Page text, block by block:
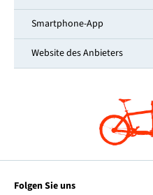
Smartphone-App
Website des Anbieters
Folgen Sie uns